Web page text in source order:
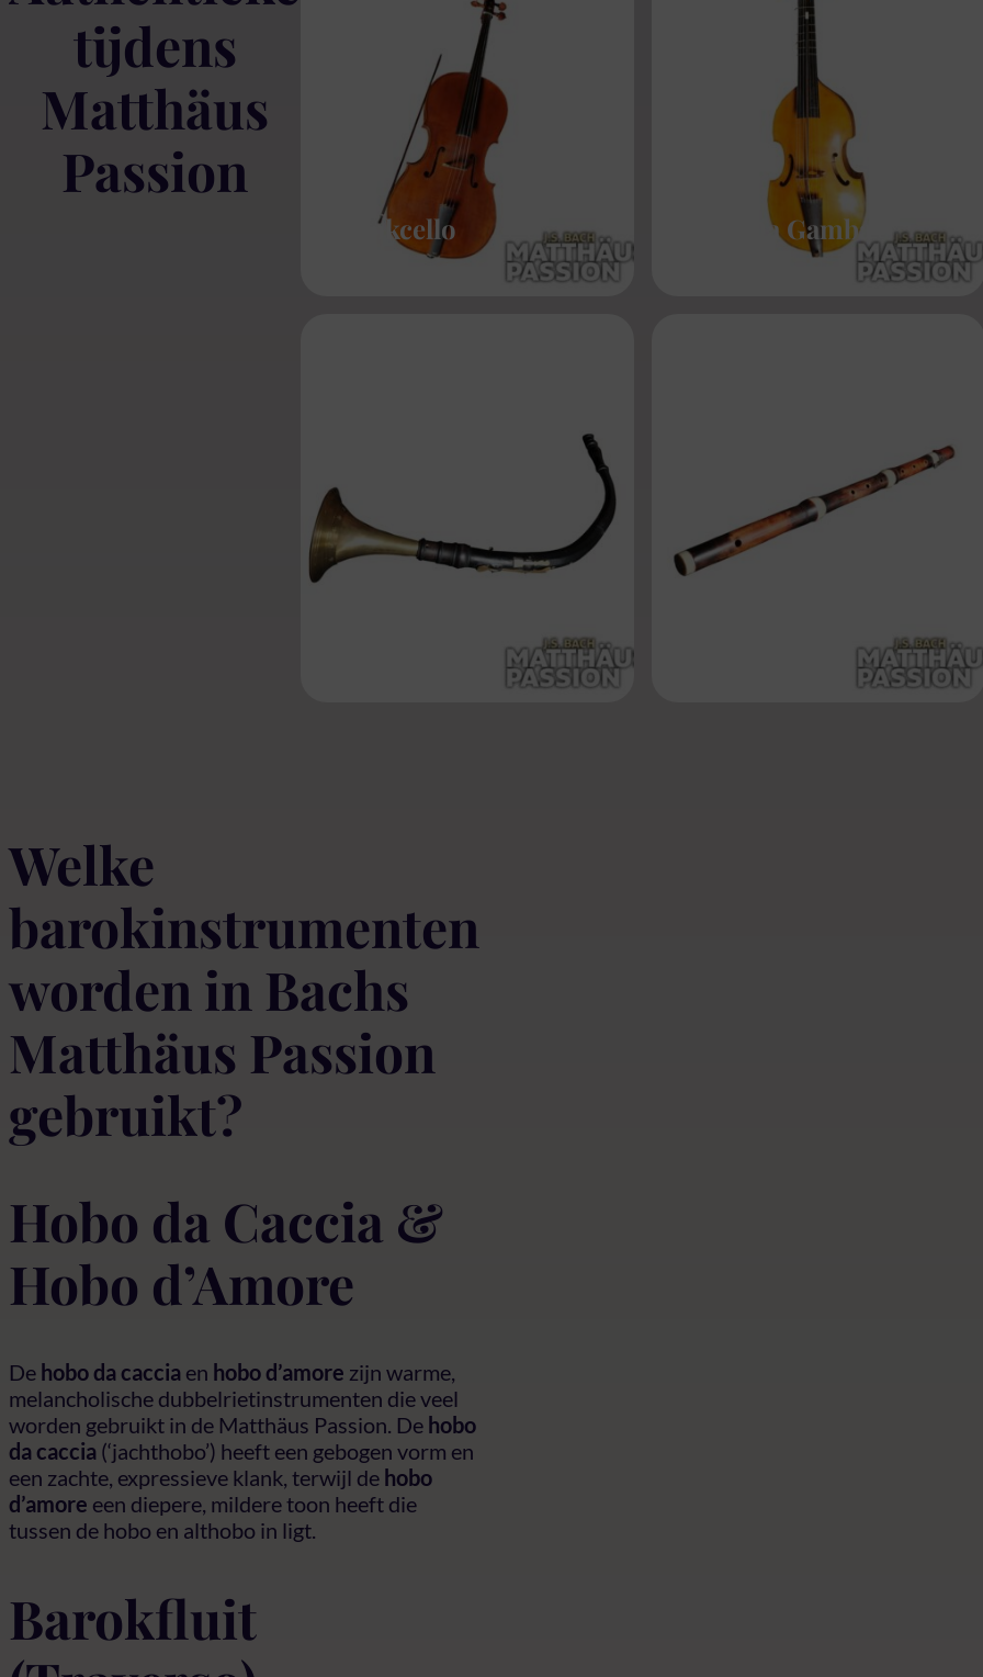
tijdens
Matthäus
Passion
Barokcello Viola Da Gamba
Welke
barokinstrumenten
worden in Bachs
Matthäus Passion
gebruikt?
Hobo da Caccia &
Hobo d’Amore
De hobo da caccia en hobo d’amore zijn warme,
melancholische dubbelrietinstrumenten die veel
worden gebruikt in de Matthäus Passion. De hobo
da caccia (‘jachthobo’) heeft een gebogen vorm en
een zachte, expressieve klank, terwijl de hobo
d’amore een diepere, mildere toon heeft die
tussen de hobo en althobo in ligt.
Barokfluit